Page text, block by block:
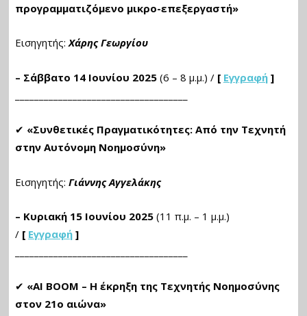
προγραμματιζόμενο μικρο-επεξεργαστή»
Εισηγητής:Χάρης Γεωργίου
– Σάββατο 14 Ιουνίου 2025(6 – 8 μ.μ.) / [ Εγγραφή]
✔ «Συνθετικές Πραγματικότητες: Από την Τεχνητή
στην Αυτόνομη Νοημοσύνη»
Εισηγητής: Γιάννης Αγγελάκης
– Κυριακή 15 Ιουνίου 2025(11 π.μ. – 1 μ.μ.)
/ [ Εγγραφή]
✔ «AI BOOM – Η έκρηξη της Τεχνητής Νοημοσύνης
στον 21ο αιώνα»